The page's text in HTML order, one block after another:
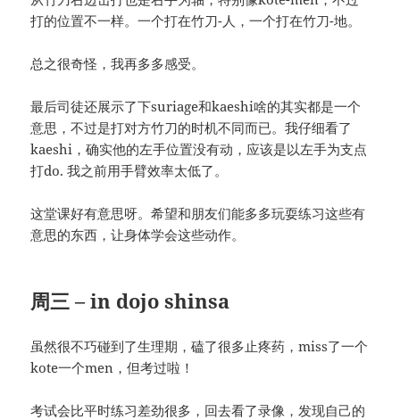
打的位置不一样。一个打在竹刀-人，一个打在竹刀-地。
总之很奇怪，我再多多感受。
最后司徒还展示了下suriage和kaeshi啥的其实都是一个
意思，不过是打对方竹刀的时机不同而已。我仔细看了
kaeshi，确实他的左手位置没有动，应该是以左手为支点
打do. 我之前用手臂效率太低了。
这堂课好有意思呀。希望和朋友们能多多玩耍练习这些有
意思的东西，让身体学会这些动作。
周三 – in dojo shinsa
虽然很不巧碰到了生理期，磕了很多止疼药，miss了一个
kote一个men，但考过啦！
考试会比平时练习差劲很多，回去看了录像，发现自己的